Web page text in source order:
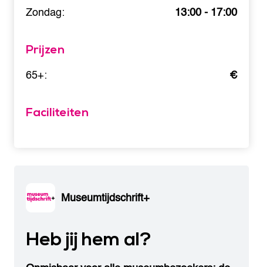
Zondag:
13:00 - 17:00
Prijzen
65+: €
Faciliteiten
Museumtijdschrift+
Heb jij hem al?